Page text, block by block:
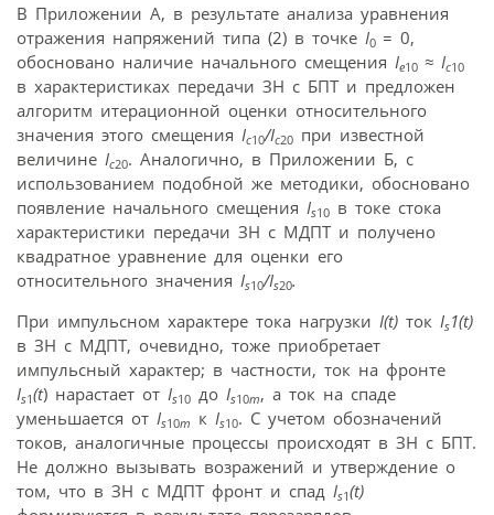
В Приложении А, в результате анализа уравнения
отражения напряжений типа (2) в точке I0 = 0,
обосновано наличие начального смещения Ie10 ≈ Ic10
в характеристиках передачи ЗН с БПТ и предложен
алгоритм итерационной оценки относительного
значения этого смещения Ic10/Ic20 при известной
величине Ic20. Аналогично, в Приложении Б, с
использованием подобной же методики, обосновано
появление начального смещения Is10 в токе стока
характеристики передачи ЗН с МДПТ и получено
квадратное уравнение для оценки его
относительного значения Is10/Is20.
При импульсном характере тока нагрузки I(t) ток Is1(t)
в ЗН с МДПТ, очевидно, тоже приобретает
импульсный характер; в частности, ток на фронте
Is1(t) нарастает от Is10 до Is10m, а ток на спаде
уменьшается от Is10m к Is10. С учетом обозначений
токов, аналогичные процессы происходят в ЗН с БПТ.
Не должно вызывать возражений и утверждение о
том, что в ЗН с МДПТ фронт и спад Is1(t)